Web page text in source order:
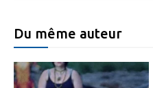
Du même auteur